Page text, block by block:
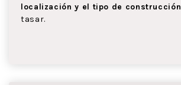
localización y el tipo de construcción
tasar.